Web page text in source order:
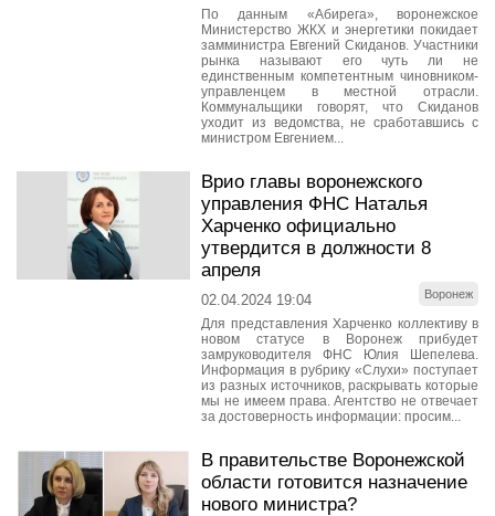
По данным «Абирега», воронежское
Министерство ЖКХ и энергетики покидает
замминистра Евгений Скиданов. Участники
рынка называют его чуть ли не
единственным компетентным чиновником-
управленцем в местной отрасли.
Коммунальщики говорят, что Скиданов
уходит из ведомства, не сработавшись с
министром Евгением...
Врио главы воронежского
управления ФНС Наталья
Харченко официально
утвердится в должности 8
апреля
Воронеж
02.04.2024 19:04
Для представления Харченко коллективу в
новом статусе в Воронеж прибудет
замруководителя ФНС Юлия Шепелева.
Информация в рубрику «Слухи» поступает
из разных источников, раскрывать которые
мы не имеем права. Агентство не отвечает
за достоверность информации: просим...
В правительстве Воронежской
области готовится назначение
нового министра?